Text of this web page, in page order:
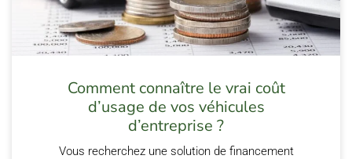
Comment connaître le vrai coût
d’usage de vos véhicules
d’entreprise ?
Vous recherchez une solution de financement